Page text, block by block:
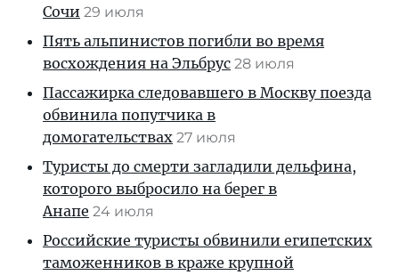
Сочи 29 июля
Пять альпинистов погибли во время
восхождения на Эльбрус 28 июля
Пассажирка следовавшего в Москву поезда
обвинила попутчика в
домогательствах 27 июля
Туристы до смерти загладили дельфина,
которого выбросило на берег в
Анапе 24 июля
Российские туристы обвинили египетских
таможенников в краже крупной